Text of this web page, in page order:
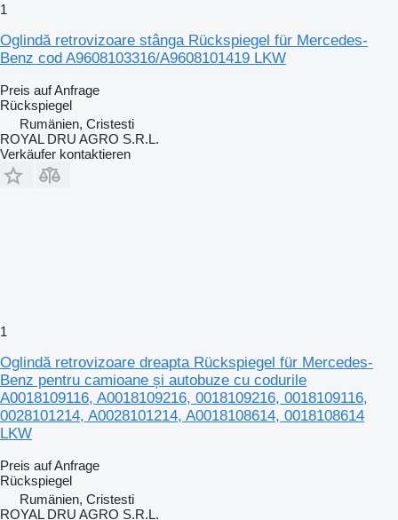
1
Oglindă retrovizoare stânga Rückspiegel für Mercedes-
Benz cod A9608103316/A9608101419 LKW
Preis auf Anfrage
Rückspiegel
Rumänien, Cristesti
ROYAL DRU AGRO S.R.L.
Verkäufer kontaktieren
1
Oglindă retrovizoare dreapta Rückspiegel für Mercedes-
Benz pentru camioane și autobuze cu codurile
A0018109116, A0018109216, 0018109216, 0018109116,
0028101214, A0028101214, A0018108614, 0018108614
LKW
Preis auf Anfrage
Rückspiegel
Rumänien, Cristesti
ROYAL DRU AGRO S.R.L.